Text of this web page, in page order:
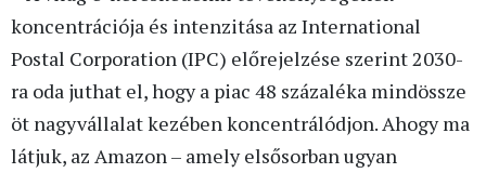
koncentrációja és intenzitása az International
Postal Corporation (IPC) előrejelzése szerint 2030-
ra oda juthat el, hogy a piac 48 százaléka mindössze
öt nagyvállalat kezében koncentrálódjon. Ahogy ma
látjuk, az Amazon – amely elsősorban ugyan